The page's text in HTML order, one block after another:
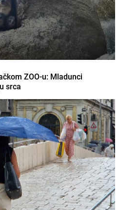
ZOO-u: Mladunci
srca